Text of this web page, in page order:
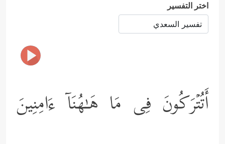
اختر التفسير
أَتُتۡرَكُونَ فِی مَا هَـٰهُنَاۤ ءَامِنِینَ